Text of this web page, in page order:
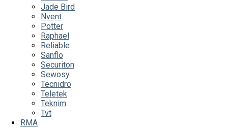
Jade Bird
Nvent
Potter
Raphael
Reliable
Sanflo
Securiton
Sewosy
Tecnidro
Teletek
Teknim
Tvt
RMA